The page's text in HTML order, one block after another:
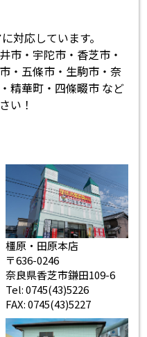
対応しています。
市・宇陀市・香芝市・
・五條市・生駒市・奈
精華町・四條畷市 など
い！
橿原・田原本店
〒636-0246
奈良県香芝市鎌田109-6
Tel: 0745(43)5226
FAX: 0745(43)5227